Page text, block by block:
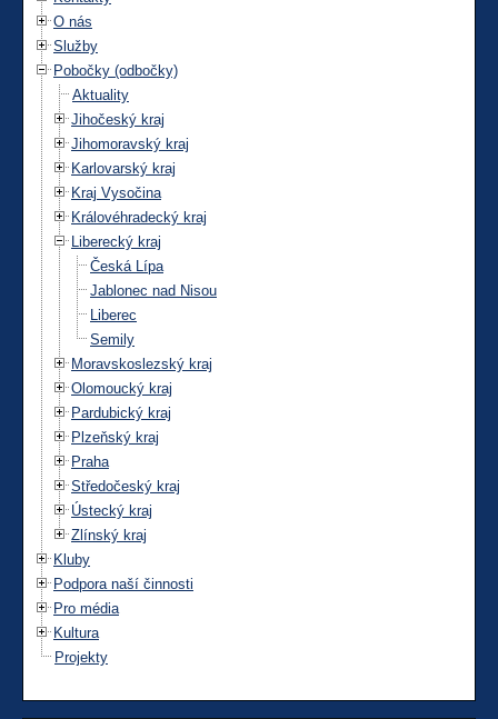
O nás
Služby
Pobočky (odbočky)
Aktuality
Jihočeský kraj
Jihomoravský kraj
Karlovarský kraj
Kraj Vysočina
Královéhradecký kraj
Liberecký kraj
Česká Lípa
Jablonec nad Nisou
Liberec
Semily
Moravskoslezský kraj
Olomoucký kraj
Pardubický kraj
Plzeňský kraj
Praha
Středočeský kraj
Ústecký kraj
Zlínský kraj
Kluby
Podpora naší činnosti
Pro média
Kultura
Projekty